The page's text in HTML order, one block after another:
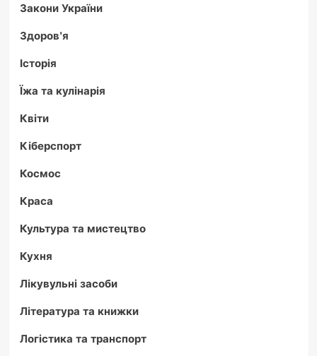
Закони України
Здоров'я
Історія
Їжа та кулінарія
Квіти
Кіберспорт
Космос
Краса
Культура та мистецтво
Кухня
Лікувульні засоби
Література та книжки
Логістика та транспорт